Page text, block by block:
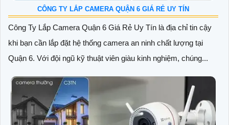
CÔNG TY LẮP CAMERA QUẬN 6 GIÁ RẺ UY TÍN
Công Ty Lắp Camera Quận 6 Giá Rẻ Uy Tín là địa chỉ tin cậy
khi bạn cần lắp đặt hệ thống camera an ninh chất lượng tại
Quận 6. Với đội ngũ kỹ thuật viên giàu kinh nghiệm, chúng...